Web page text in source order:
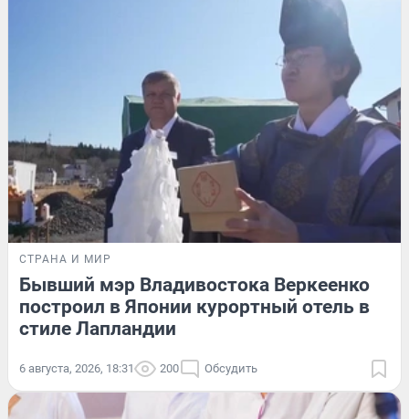
СТРАНА И МИР
Бывший мэр Владивостока Веркеенко
построил в Японии курортный отель в
стиле Лапландии
6 августа, 2026, 18:31 200 Обсудить